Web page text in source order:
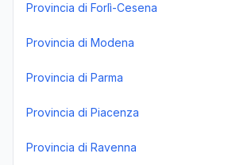
Provincia di Forlì-Cesena
Provincia di Modena
Provincia di Parma
Provincia di Piacenza
Provincia di Ravenna